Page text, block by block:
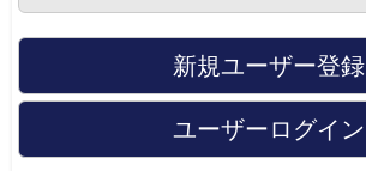
新規ユーザー登録
ユーザーログイン